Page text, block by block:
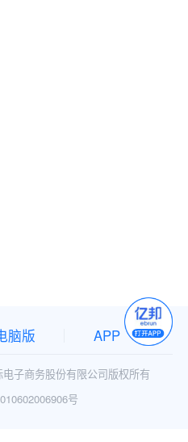
脑版 APP
子商务股份有限公司版权所有
号